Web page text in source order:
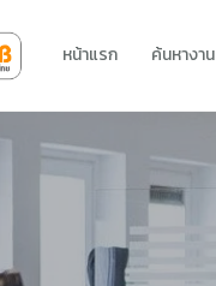
หน้าแรก ค้นหางาน